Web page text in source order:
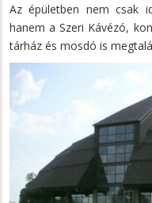
Az épületben nem csak
hanem a Szeri Kávézó,
tárház és mosdó is